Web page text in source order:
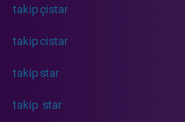
takipçistar
takipcistar
takipstar
takip star